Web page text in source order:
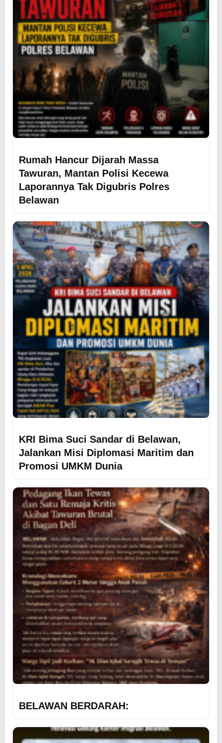
Rumah Hancur Dijarah Massa
Tawuran, Mantan Polisi Kecewa
Laporannya Tak Digubris Polres
Belawan
KRI Bima Suci Sandar di Belawan,
Jalankan Misi Diplomasi Maritim dan
Promosi UMKM Dunia
BELAWAN BERDARAH: